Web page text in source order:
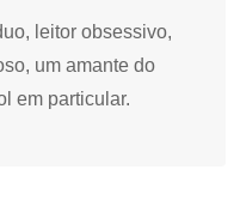
leitor obsessivo,
um amante do
em particular.